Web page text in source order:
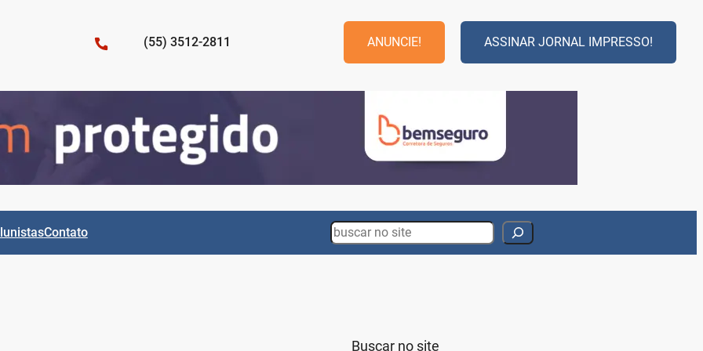
(55) 3512-2811 ANUNCIE! ASSINAR JORNAL IMPRESSO!
Contato Search
Buscar no site